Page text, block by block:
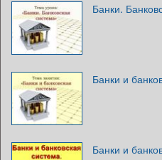
Банки.
Банки и
Банки и